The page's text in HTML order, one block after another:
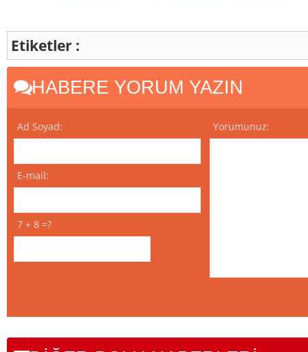
Etiketler :
HABERE YORUM YAZIN
Ad Soyad:
E-mail:
7 + 8 =?
Yorumunuz: